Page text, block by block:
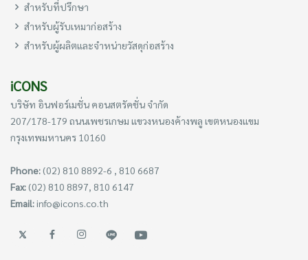
สำหรับที่ปรึกษา
สำหรับผู้รับเหมาก่อสร้าง
สำหรับผู้ผลิตและจำหน่ายวัสดุก่อสร้าง
iCONS
บริษัท อินฟอร์เมชั่น คอนสตรัคชั่น จำกัด
207/178-179 ถนนเพชรเกษม แขวงหนองค้างพลู เขตหนองแขม
กรุงเทพมหานคร 10160
Phone:(02) 810 8892-6 , 810 6687
Fax:(02) 810 8897, 810 6147
Email:info@icons.co.th